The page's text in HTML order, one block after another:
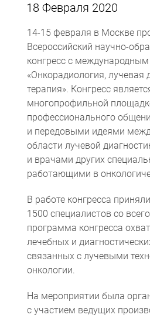
18 Февраля 2020
14-15 февраля в Москве
Всероссийский научно-
конгресс с
«Онкорадиология, лучевая
терапия». Конгресс
многопрофильной
профессионального
и передовыми идеями
области лучевой
и врачами других
работающими в
В работе конгресса
1500 специалистов со
программа конгресса
лечебных и
связанных с лучевыми
онкологии.
На мероприятии была
с участием ведущих